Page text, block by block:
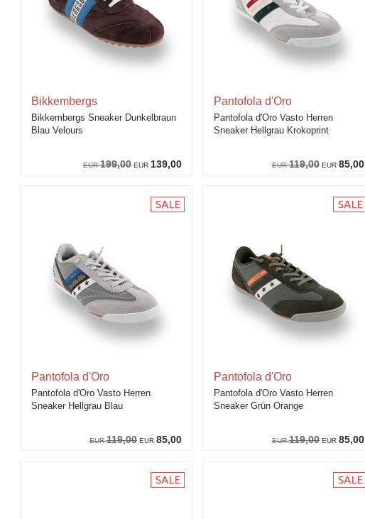
EUR199,00 EUR 139,00
Bikkembergs
Bikkembergs Sneaker Dunkelbraun
Blau Velours
EUR119,00 EUR 85,00
Pantofola d'Oro
Pantofola d'Oro Vasto Herren
Sneaker Hellgrau Krokoprint
EUR119,00 EUR 85,00
Pantofola d'Oro
Pantofola d'Oro Vasto Herren
Sneaker Hellgrau Blau
EUR119,00 EUR 85,00
Pantofola d'Oro
Pantofola d'Oro Vasto Herren
Sneaker Grün Orange